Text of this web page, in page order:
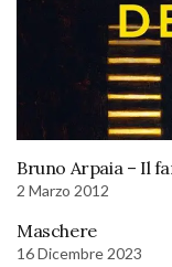
Bruno Arpaia – Il
2 Marzo 2012
Maschere
16 Dicembre 2023